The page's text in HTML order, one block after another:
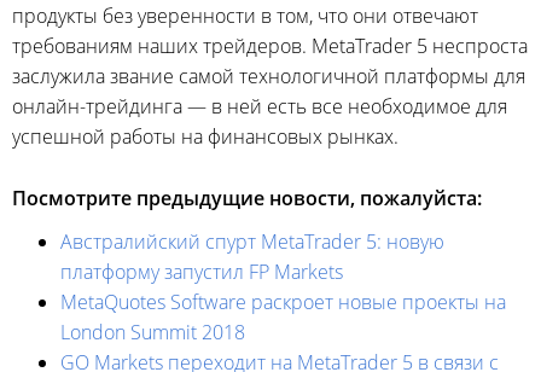
продукты без уверенности в том, что они отвечают
требованиям наших трейдеров. MetaTrader 5 неспроста
заслужила звание самой технологичной платформы для
онлайн-трейдинга — в ней есть все необходимое для
успешной работы на финансовых рынках.
Посмотрите предыдущие новости, пожалуйста:
Австралийский спурт MetaTrader 5: новую
платформу запустил FP Markets
MetaQuotes Software раскроет новые проекты на
London Summit 2018
GO Markets переходит на MetaTrader 5 в связи с